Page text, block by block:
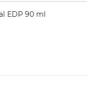
EDP 90 ml